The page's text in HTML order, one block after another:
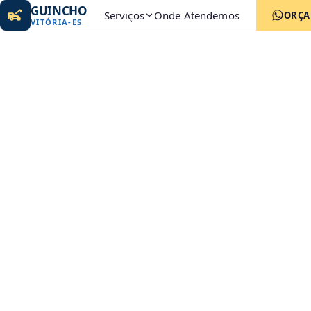
GUINCHO
VITÓRIA- ES Serviços Onde Atendemos